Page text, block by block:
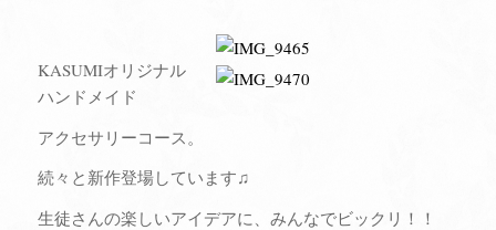
KASUMIオリジナル
ハンドメイド
アクセサリーコース。
続々と新作登場しています♫
生徒さんの楽しいアイデアに、みんなでビックリ！！